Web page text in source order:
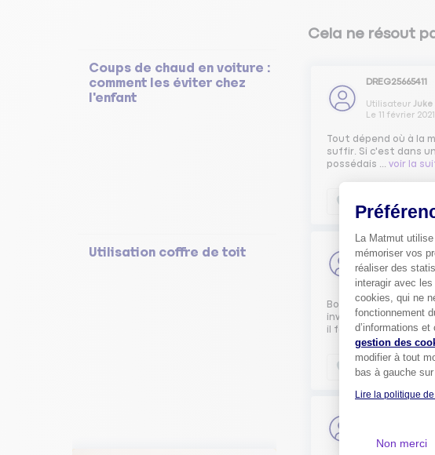
Coups de chaud en voiture :
comment les éviter chez
l'enfant
Utilisation coffre de toit
Cela ne résout
DREG25665411
UtilisateurJuke
Le
11 février 2021
Tout dépend où à la
suffir. Si c'est dans
possédais ...voir la
GABR54141551
UtilisateurJuke
Le11 février 2021
Bonjour, leJuke est
investissement
il fait f...voir la suite
Le11 février 2021
La Matmut
mémoriser vos
réaliser des
interagir avec
cookies, qui ne
fonctionnement
d’informations
gestion des
modifier à tout
bas à gauche
Lire la politique
Non merci